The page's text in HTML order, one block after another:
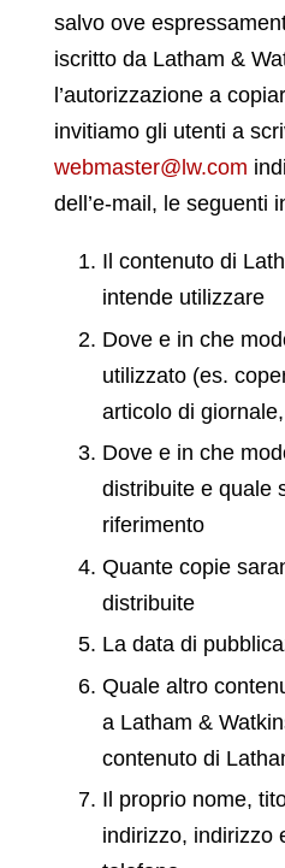
salvo ove
iscritto da Latham &
l’autorizzazione a
invitiamo gli utenti a
webmaster@lw.com
dell’e-mail, le seguenti
Il contenuto di
intende utilizzare
Dove e in che
utilizzato (es.
articolo di
Dove e in che
distribuite e quale
riferimento
Quante copie
distribuite
La data di
Quale altro
a Latham &
contenuto di
Il proprio nome,
indirizzo, indirizzo